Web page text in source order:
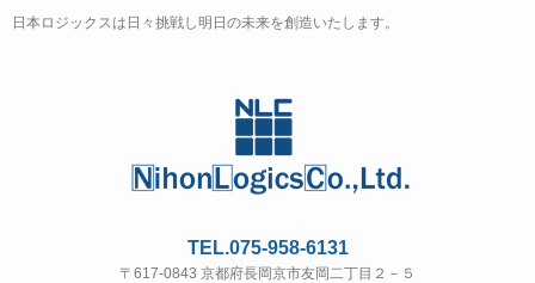
日本ロジックスは日々挑戦し明日の未来を創造いたします。
TEL.075-958-6131
〒617-0843 京都府長岡京市友岡二丁目２－５